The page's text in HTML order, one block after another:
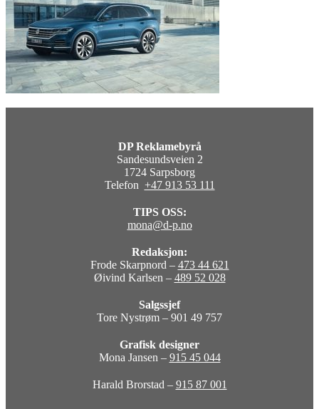
DP Reklamebyrå
Sandesundsveien 2
1724 Sarpsborg
Telefon +47 913 53 111
TIPS OSS:
mona@d-p.no
Redaksjon:
Frode Skarpnord – 473 44 621
Øivind Karlsen – 489 52 028
Salgssjef
Tore Nystrøm – 901 49 757
Grafisk designer
Mona Jansen – 915 45 044
Harald Brorstad – 915 87 001